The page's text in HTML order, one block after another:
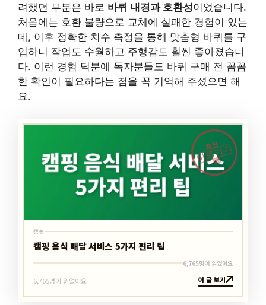
려했던 부분은 바로 바퀴 내경과 호환성이었습니다.
처음에는 호환 불량으로 교체에 실패한 경험이 있는
데, 이후 정확한 치수 측정을 통해 맞춤형 바퀴를 구
입하니 작업도 수월하고 주행감도 훨씬 좋아졌습니
다. 이런 경험 덕분에 독자분들도 바퀴 구매 전 꼼꼼
한 확인이 필요하다는 점을 꼭 기억해 주셨으면 해
요.
최신
바로가기
캠핑
캠핑
캠핑 음식 배달 서비스 5가지 편리 팁
6,765명이 읽었어요
6,765명이 읽었어요 이 글 보기